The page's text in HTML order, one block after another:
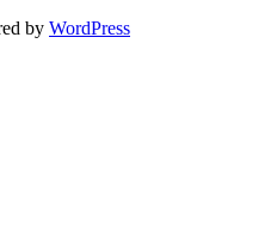
by WordPress